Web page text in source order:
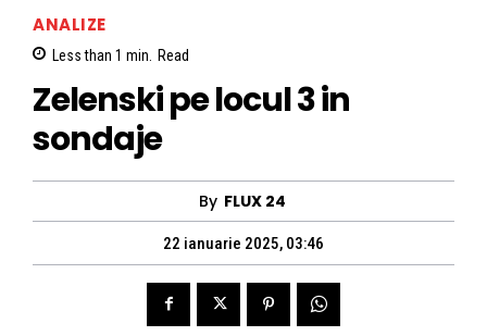
ANALIZE
Less than 1 min. Read
Zelenski pe locul 3 in
sondaje
By FLUX 24
22 ianuarie 2025, 03:46